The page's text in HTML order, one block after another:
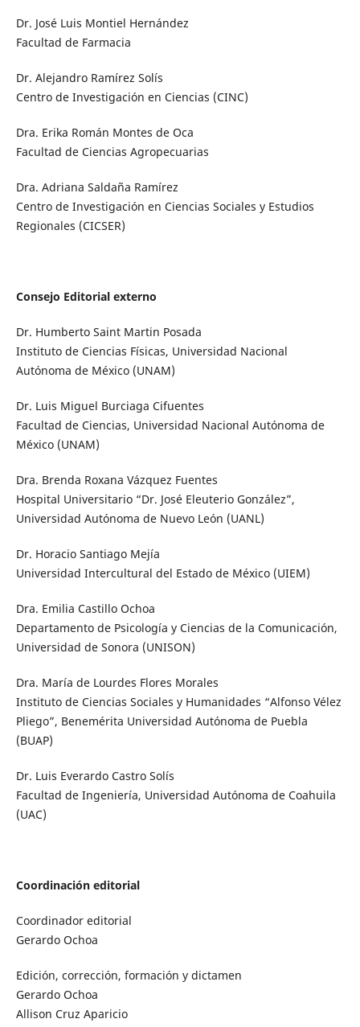
Dr. José Luis Montiel Hernández
Facultad de Farmacia
Dr. Alejandro Ramírez Solís
Centro de Investigación en Ciencias (CINC)
Dra. Erika Román Montes de Oca
Facultad de Ciencias Agropecuarias
Dra. Adriana Saldaña Ramírez
Centro de Investigación en Ciencias Sociales y Estudios
Regionales (CICSER)
Consejo Editorial externo
Dr. Humberto Saint Martin Posada
Instituto de Ciencias Físicas, Universidad Nacional
Autónoma de México (UNAM)
Dr. Luis Miguel Burciaga Cifuentes
Facultad de Ciencias, Universidad Nacional Autónoma de
México (UNAM)
Dra. Brenda Roxana Vázquez Fuentes
Hospital Universitario “Dr. José Eleuterio González”,
Universidad Autónoma de Nuevo León (UANL)
Dr. Horacio Santiago Mejía
Universidad Intercultural del Estado de México (UIEM)
Dra. Emilia Castillo Ochoa
Departamento de Psicología y Ciencias de la Comunicación,
Universidad de Sonora (UNISON)
Dra. María de Lourdes Flores Morales
Instituto de Ciencias Sociales y Humanidades “Alfonso Vélez
Pliego”, Benemérita Universidad Autónoma de Puebla
(BUAP)
Dr. Luis Everardo Castro Solís
Facultad de Ingeniería, Universidad Autónoma de Coahuila
(UAC)
Coordinación editorial
Coordinador editorial
Gerardo Ochoa
Edición, corrección, formación y dictamen
Gerardo Ochoa
Allison Cruz Aparicio